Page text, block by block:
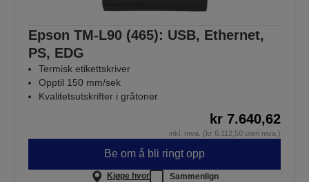
Epson TM-L90 (465): USB, Ethernet,
PS, EDG
Termisk etikettskriver
Opptil 150 mm/sek
Kvalitetsutskrifter i gråtoner
kr 7.640,62
inkl. mva. (kr 6.112,50 uten mva.)
Be om å bli ringt opp
Kjøpe hvor Sammenlign